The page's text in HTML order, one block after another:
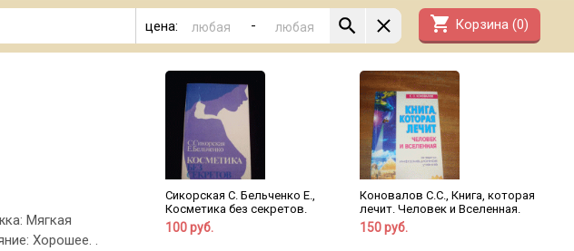
цена: - shopping_cart Корзина (0)
Мягкая
Хорошее. .
Сикорская С. Бельченко Е.,
Косметика без секретов.
100 руб.
Коновалов С.С., Книга, которая
лечит. Человек и Вселенная.
150 руб.